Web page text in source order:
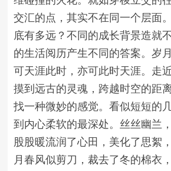
交汇的点，其实不在同一个层面
底有多远？不同的成长背景造就
的生活阅历产生不同的答案。岁
可天涯此时，亦可此时天涯。走
摸到远古的灵魂，跨越时空的距
找一种微妙的感觉。看似短短的
到内心柔软的最深处。丝丝幽兰
股股暖流润了心田，美化了思絮
月春风似剪刀，裁去了冬的棉衣